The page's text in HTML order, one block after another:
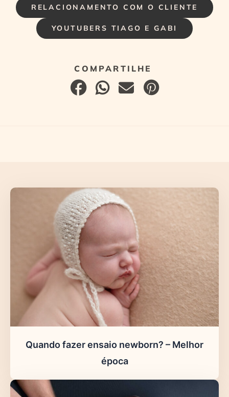
RELACIONAMENTO COM O CLIENTE
YOUTUBERS TIAGO E GABI
Quando fazer ensaio newborn? – Melhor
época